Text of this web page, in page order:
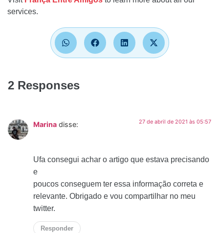
services.
2 Responses
Marina disse: 27 de abril de 2021 às 05:57
Ufa consegui achar o artigo que estava precisando
e
poucos conseguem ter essa informação correta e
relevante. Obrigado e vou compartilhar no meu
twitter.
Responder